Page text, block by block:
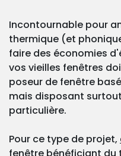
Incontournable pour
thermique (et
faire des économies
vos vieilles fenêtres
poseur de fenêtre
mais disposant
particulière.
Pour ce type de projet,